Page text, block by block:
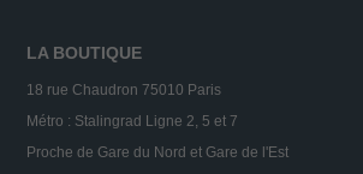
LA BOUTIQUE
18 rue Chaudron 75010 Paris
Métro : Stalingrad Ligne 2, 5 et 7
Proche de Gare du Nord et Gare de l'Est